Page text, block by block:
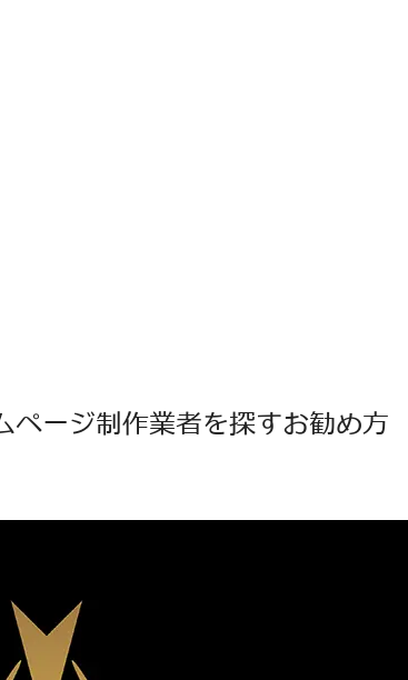
ページ制作業者を探すお勧め方